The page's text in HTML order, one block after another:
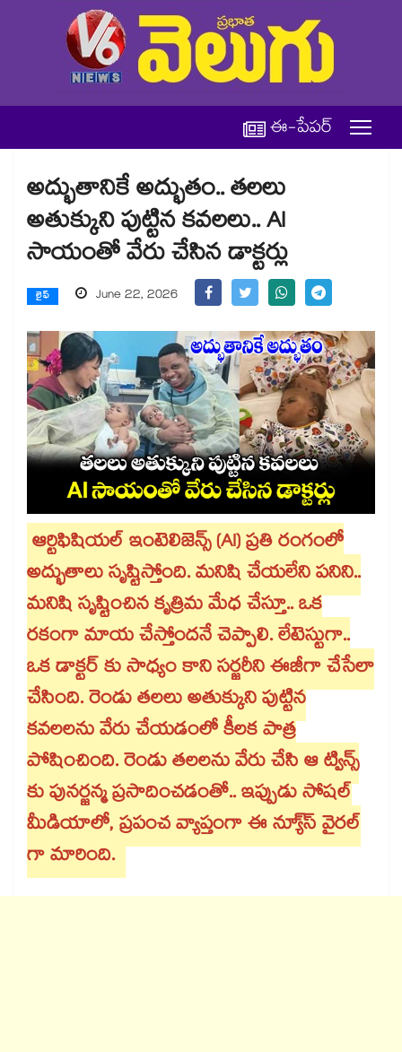
ఈ-పేపర్
అద్భుతానికే అద్భుతం.. తలలు
అతుక్కుని పుట్టిన కవలలు.. AI
సాయంతో వేరు చేసిన డాక్టర్లు
లైఫ్ June 22, 2026
ఆర్టిఫిషియల్ ఇంటెలిజెన్స్ (AI) ప్రతి రంగంలో
అద్భుతాలు సృష్టిస్తోంది. మనిషి చేయలేని పనిని..
మనిషి సృష్టించిన కృత్రిమ మేధ చేస్తూ.. ఒక
రకంగా మాయ చేస్తోందనే చెప్పాలి. లేటెస్టుగా..
ఒక డాక్టర్ కు సాధ్యం కాని సర్జరీని ఈజీగా చేసేలా
చేసింది. రెండు తలలు అతుక్కుని పుట్టిన
కవలలను వేరు చేయడంలో కీలక పాత్ర
పోషించింది. రెండు తలలను వేరు చేసి ఆ ట్విన్స్
కు పునర్జన్మ ప్రసాదించడంతో.. ఇప్పుడు సోషల్
మీడియాలో, ప్రపంచ వ్యాప్తంగా ఈ న్యూ్స్ వైరల్
గా మారింది.